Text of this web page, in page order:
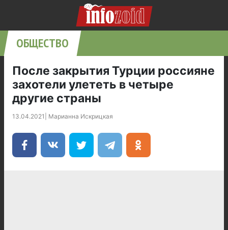
ОБЩЕСТВО
После закрытия Турции россияне
захотели улететь в четыре
другие страны
13.04.2021 Марианна Искрицкая